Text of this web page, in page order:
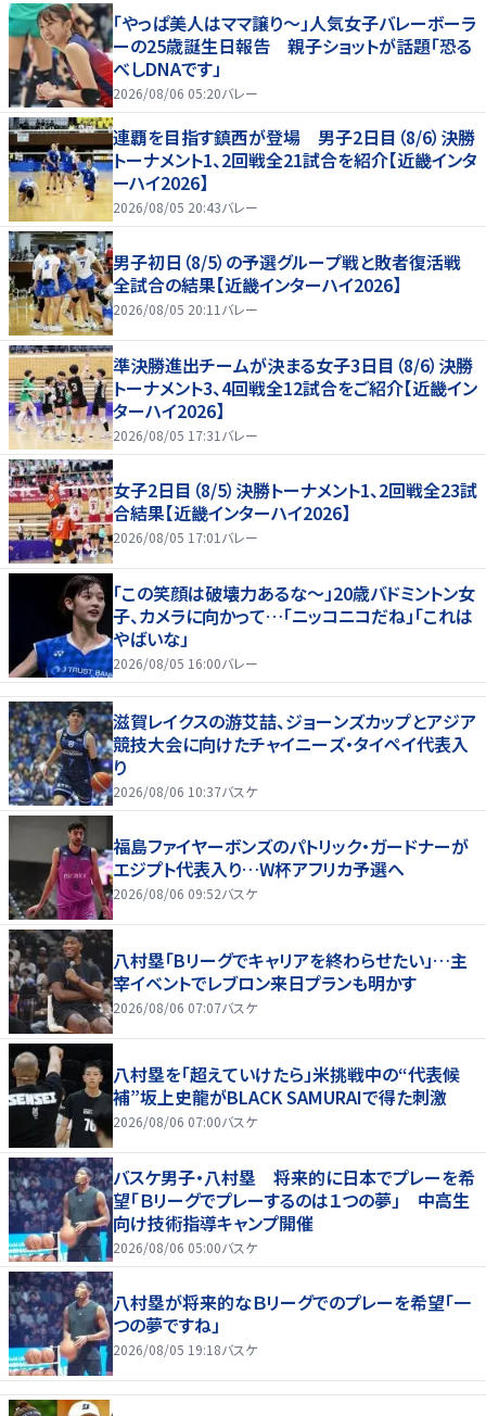
「やっぱ美人はママ譲り～」人気女子バレーボーラ
ーの25歳誕生日報告 親子ショットが話題「恐る
べしDNAです」
2026/08/06 05:20バレー
連覇を目指す鎮西が登場 男子2日目（8/6）決勝
トーナメント1、2回戦全21試合を紹介【近畿インタ
ーハイ2026】
2026/08/05 20:43バレー
男子初日（8/5）の予選グループ戦と敗者復活戦
全試合の結果【近畿インターハイ2026】
2026/08/05 20:11バレー
準決勝進出チームが決まる女子3日目（8/6）決勝
トーナメント3、4回戦全12試合をご紹介【近畿イン
ターハイ2026】
2026/08/05 17:31 バレー
女子2日目（8/5）決勝トーナメント1、2回戦全23試
合結果【近畿インターハイ2026】
2026/08/05 17:01バレー
「この笑顔は破壊力あるな〜」20歳バドミントン女
子、カメラに向かって…「ニッコニコだね」「これは
やばいな」
2026/08/05 16:00バレー
滋賀レイクスの游艾喆、ジョーンズカップとアジア
競技大会に向けたチャイニーズ・タイペイ代表入
り
2026/08/06 10:37バスケ
福島ファイヤーボンズのパトリック・ガードナーが
エジプト代表入り…W杯アフリカ予選へ
2026/08/06 09:52バスケ
八村塁「Bリーグでキャリアを終わらせたい」…主
宰イベントでレブロン来日プランも明かす
2026/08/06 07:07バスケ
八村塁を「超えていけたら」米挑戦中の“代表候
補”坂上史龍がBLACK SAMURAIで得た刺激
2026/08/06 07:00バスケ
バスケ男子・八村塁 将来的に日本でプレーを希
望「Ｂリーグでプレーするのは１つの夢」 中高生
向け技術指導キャンプ開催
2026/08/06 05:00バスケ
八村塁が将来的なＢリーグでのプレーを希望「一
つの夢ですね」
2026/08/05 19:18バスケ